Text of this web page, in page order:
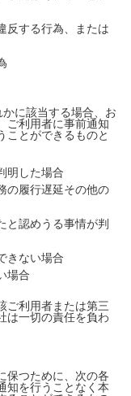
反する行為、または
に該当する場合、お
ご利用者に事前通知
ことができるものと
明した場合
の履行遅延その他の
と認めうる事情が判
きない場合
場合
ご利用者または第三
は一切の責任を負わ
保つために、次の各
知を行うことなく本